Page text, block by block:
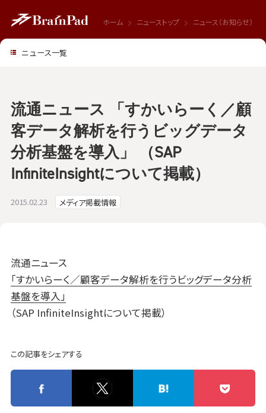
ホーム ニューストップ ニュース（お知らせ）
2015.02.23 メディア掲載情報
流通ニュース 「すかいらーく／顧
客データ解析を行うビッグデータ
分析基盤を導入」 （SAP
InfiniteInsightについて掲載）
流通ニュース
「すかいらーく／顧客データ解析を行うビッグデータ分析
基盤を導入」
（SAP InfiniteInsightについて掲載）
この記事をシェアする
ニュース一覧